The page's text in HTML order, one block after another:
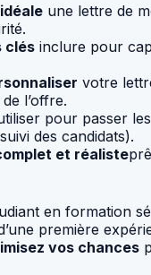
une lettre de
clés inclure pour
votre
l’offre.
pour passer
des candidats).
et réaliste
en formation
première
vos chances